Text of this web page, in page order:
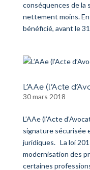
conséquences de la
nettement moins.
bénéficié, avant le
L’AAe (l’Acte
30 mars 2018
L’AAe (l’Acte
signature sécurisée
juridiques. La loi
modernisation des
certaines